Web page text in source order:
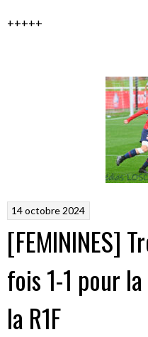
+++++
14 octobre 2024
[FEMININES]
fois 1-1 pour
la R1F